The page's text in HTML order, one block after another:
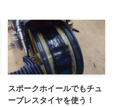
スポークホイールでもチュ
ーブレスタイヤを使う！